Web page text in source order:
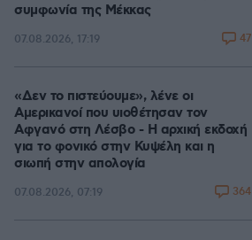
συμφωνία της Μέκκας
07.08.2026, 17:19 47
«Δεν το πιστεύουμε», λένε οι
Αμερικανοί που υιοθέτησαν τον
Αφγανό στη Λέσβο - Η αρχική εκδοχή
για το φονικό στην Κυψέλη και η
σιωπή στην απολογία
07.08.2026, 07:19 364